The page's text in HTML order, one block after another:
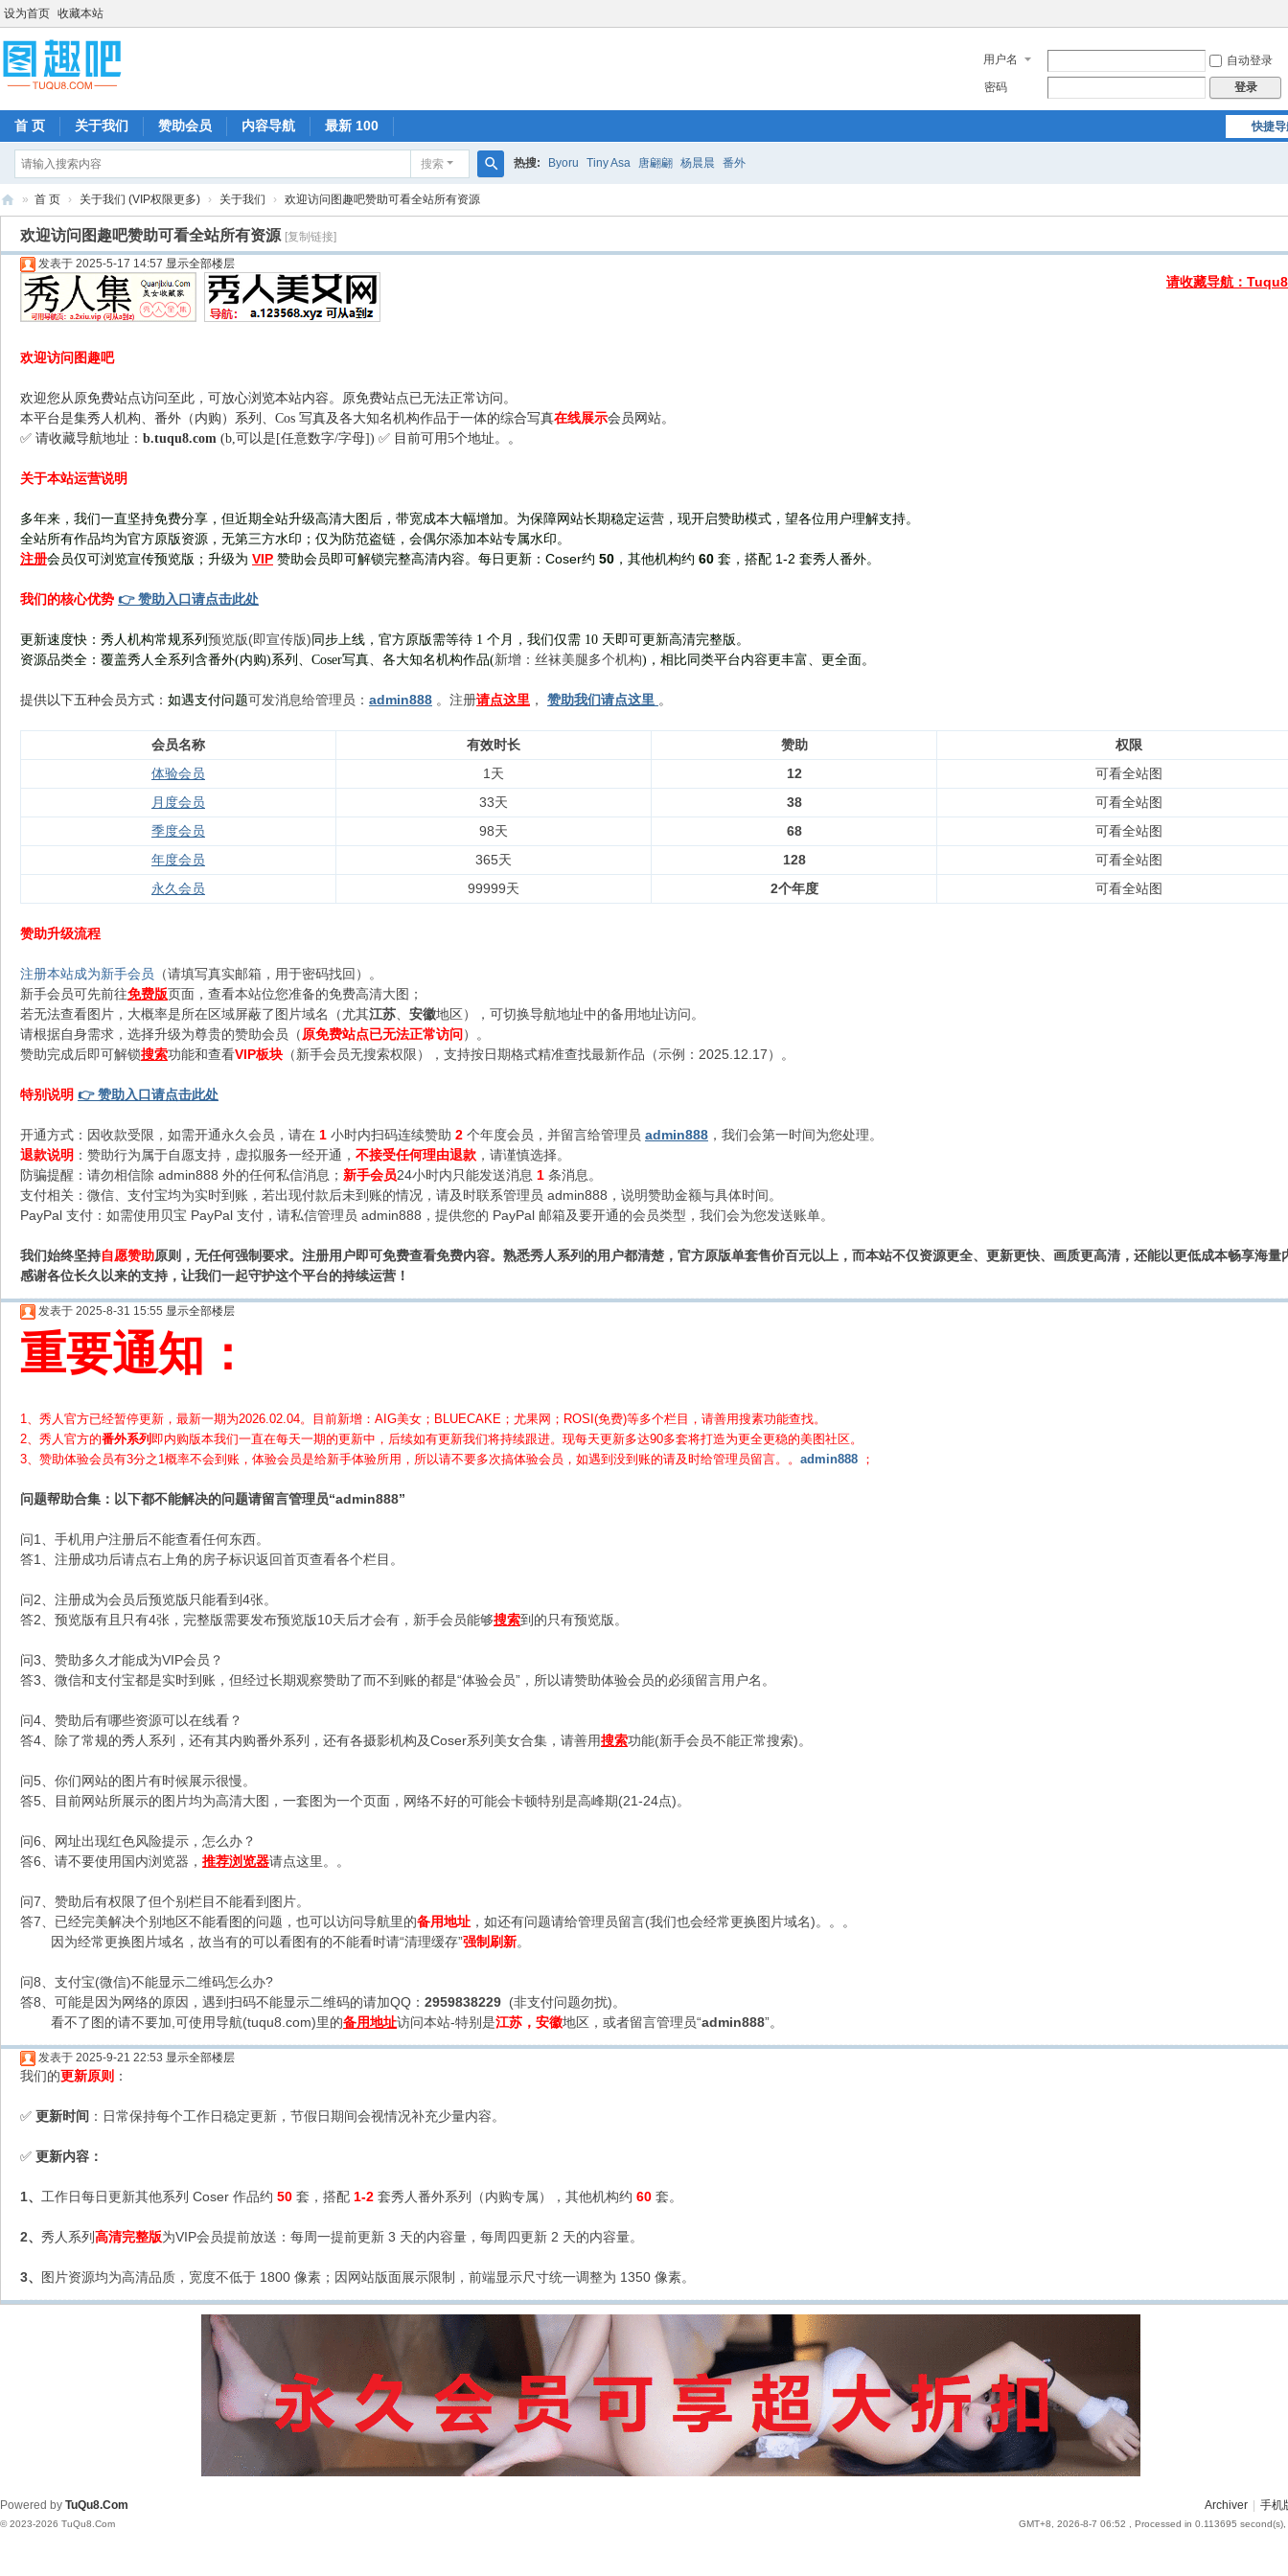
设为首页 收藏本站
用户名
自动登录
密码
登录
快捷
首 页 关于我们 赞助会员 内容导航 最新 100
搜索
索
热搜: Byoru Tiny Asa 唐翩翩 杨晨晨 番外
趣
» 首 页 › 关于我们 (VIP权限更多) › 关于我们 › 欢迎访问图趣吧赞助可看全站所有资源
欢迎访问图趣吧赞助可看全站所有资源 [复制链接]
发表于 2025-5-17 14:57 显示全部楼层
请收藏导航：
欢迎访问图趣吧
欢迎您从原免费站点访问至此，可放心浏览本站内容。原免费站点已无法正常访问。
本平台是集秀人机构、番外（内购）系列、Cos 写真及各大知名机构作品于一体的综合写真在线展示会员网站。
✅ 请收藏导航地址： b.tuqu8.com (b,可以是[任意数字/字母]) ✅ 目前可用5个地址。。
关于本站运营说明
多年来，我们一直坚持免费分享，但近期全站升级高清大图后，带宽成本大幅增加。为保障网站长期稳定运营，现开启赞助模式，望各位用户理解支持。
全站所有作品均为官方原版资源，无第三方水印；仅为防范盗链，会偶尔添加本站专属水印。
注册会员仅可浏览宣传预览版 ； 升级为 VIP 赞助会员即可解锁完整高清内容。每日更新： Coser约 50 ，其他机构约 60 套， 搭配 1-2 套秀人番外。
我们的核心优势 👉 赞助入口请点击此处
更新速度快：秀人机构常规系列 预览版(即宣传版) 同步上线，官方原版需等待 1 个月，我们仅需 10 天即可更新高清完整版。
资源品类全：覆盖秀人全系列含番外(内购)系列、Coser写真、各大知名机构作品(新增：丝袜美腿多个机构)，相比同类平台内容更丰富、更全面。
提供以下五种会员方式： 如遇支付问题可发消息给管理员： admin888 。注册请点这里 ， 赞助我们请点这里 。
会员名称 有效时长 赞助
权限
体验会员
1天 12
可看全站图
月度会员
33天 38
可看全站图
季度会员
98天 68
可看全站图
年度会员
365天 128
可看全站图
永久会员
99999天 2个年度 可看全站图
赞助升级流程
注册本站成为新手会员 （请填写真实邮箱，用于密码找回）。
新手会员可先前往免费版页面，查看本站位您准备的免费高清大图；
若无法查看图片，大概率是所在区域屏蔽了图片域名（尤其江苏 安徽地区），可切换导航地址中的备用地址访问。
请根据自身需求，选择升级为尊贵的赞助会员（原免费站点已无法正常访问 ）。
赞助完成后即可解锁搜索功能和查看VIP板块 （新手会员无搜索权限），支持按日期格式精准查找最新作品（示例：2025.12.17）。
特别说明 👉 赞助入口请点击此处
开通方式：因收款受限，如需开通永久会员，请在 1 小时内扫码连续赞助 2 个年度会员，并留言给管理员 admin888 ，我们会第一时间为您处理。
退款说明 ：赞助行为属于自愿支持，虚拟服务一经开通， 不接受任何理由退款 ，请谨慎选择。
防骗提醒：请勿相信除 admin888 外的任何私信消息； 新手会员24小时内只能发送消息 1 条消息。
支付相关：微信、支付宝均为实时到账，若出现付款后未到账的情况，请及时联系管理员 admin888，说明赞助金额与具体时间。
PayPal 支付：如需使用贝宝 PayPal 支付，请私信管理员 admin888，提供您的 PayPal 邮箱及要开通的会员类型，我们会为您发送账单。
我们始终坚持自愿赞助原则，无任何强制要求。注册用户即可免费查看免费内容。熟悉秀人系列的用户都清楚，官方原版单套售价百元以上，而本站不仅资源更全、更新更快、画质更高清，还能以更低成本畅享海量
感谢各位长久以来的支持，让我们一起守护这个平台的持续运营！
发表于 2025-8-31 15:55 显示全部楼层
重要通知：
1、秀人官方已经暂停更新，最新一期为2026.02.04。目前新增：AIG美女；BLUECAKE；尤果网；ROSI(免费)等多个栏目，请善用搜素功能查找。
2、 秀人官方的番外系列 即内购版本我们一直在每天一期的更新中，后续如有更新我们将持续跟进。现每天更新多达90多套将打造为更全更稳的美图社区。
3、赞助体验会员有3分之1概率不会到账，体验会员是给新手体验所用，所以请不要多次搞体验会员，如遇到没到账的请及时给管理员留言。。 admin888 ；
问题帮助合集 ：以下都不能解决的问题请留言管理员“admin888”
问1、手机用户注册后不能查看任何东西。
答1、注册成功后请点右上角的房子标识返回首页查看各个栏目。
问2、注册成为会员后预览版只能看到4张。
答2、预览版有且只有4张，完整版需要发布预览版10天后才会有，新手会员能够搜索到的只有预览版。
问3、赞助多久才能成为VIP会员？
答3、微信和支付宝都是实时到账，但经过长期观察赞助了而不到账的都是“体验会员”，所以请赞助体验会员的必须留言用户名。
问4、赞助后有哪些资源可以在线看？
答4、除了常规的秀人系列，还有其内购番外系列，还有各摄影机构及Coser系列美女合集，请善用搜索功能(新手会员不能正常搜索)。
问5、你们网站的图片有时候展示很慢。
答5、目前网站所展示的图片均为高清大图，一套图为一个页面，网络不好的可能会卡顿特别是高峰期(21-24点)。
问6、网址出现红色风险提示，怎么办？
答6、请不要使用国内浏览器， 推荐浏览器请点这里。。
问7、赞助后有权限了但个别栏目不能看到图片。
答7、已经完美解决个别地区不能看图的问题，也可以访问导航里的备用地址 ，如还有问题请给管理员留言(我们也会经常更换图片域名)。。。
因为经常更换图片域名，故当有的可以看图有的不能看时请“清理缓存”强制刷新。
问8、支付宝(微信)不能显示二维码怎么办?
答8、可能是因为网络的原因，遇到扫码不能显示二维码的请加QQ： 2959838229 (非支付问题勿扰)。
看不了图的请不要加,可使用导航(tuqu8.com)里的备用地址访问本站-特别是江苏，安徽地区，或者留言管理员“admin888”。
发表于 2025-9-21 22:53 显示全部楼层
我们的更新原则 ：
✅ 更新时间 ：日常保持每个工作日稳定更新，节假日期间会视情况补充少量内容。
✅ 更新内容：
1、 工作日每日更新其他系列 Coser 作品约 50 套，搭配 1-2 套秀人番外系列（内购专属），其他机构约 60 套。
2、 秀人系列高清完整版为VIP会员提前放送：每周一提前更新 3 天的内容量，每周四更新 2 天的内容量。
3、 图片资源均为高清品质，宽度不低于 1800 像素；因网站版面展示限制，前端显示尺寸统一调整为 1350 像素。
Archiver 手机
GMT+8, 2026-8-7 06:52 , Processed in 0.113695
Powered by TuQu8.Com
© 2023-2026 TuQu8.Com